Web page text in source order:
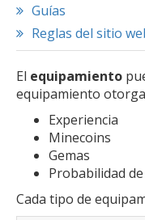
Guías
Reglas del sitio
El equipamiento
equipamiento
Experiencia
Minecoins
Gemas
Probabilidad
Cada tipo de